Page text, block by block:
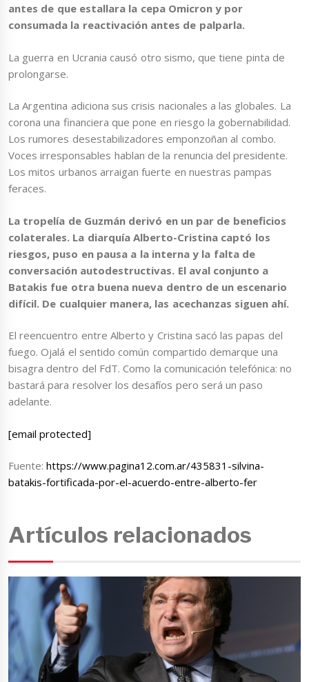
antes de que estallara la cepa Omicron y por
consumada la reactivación antes de palparla.
La guerra en Ucrania causó otro sismo, que tiene pinta de
prolongarse.
La Argentina adiciona sus crisis nacionales a las globales. La
corona una financiera que pone en riesgo la gobernabilidad.
Los rumores desestabilizadores emponzoñan al combo.
Voces irresponsables hablan de la renuncia del presidente.
Los mitos urbanos arraigan fuerte en nuestras pampas
feraces.
La tropelía de Guzmán derivó en un par de beneficios
colaterales. La diarquía Alberto-Cristina captó los
riesgos, puso en pausa a la interna y la falta de
conversación autodestructivas. El aval conjunto a
Batakis fue otra buena nueva dentro de un escenario
difícil. De cualquier manera, las acechanzas siguen ahí.
El reencuentro entre Alberto y Cristina sacó las papas del
fuego. Ojalá el sentido común compartido demarque una
bisagra dentro del FdT. Como la comunicación telefónica: no
bastará para resolver los desafíos pero será un paso
adelante.
[email protected]
Fuente:https://www.pagina12.com.ar/435831-silvina-
batakis-fortificada-por-el-acuerdo-entre-alberto-fer
Artículos relacionados